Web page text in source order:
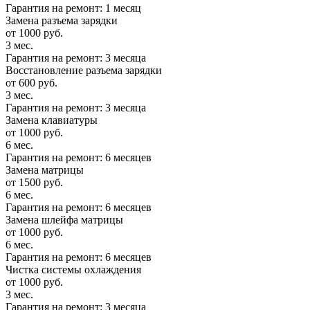
Гарантия на ремонт: 1 месяц
Замена разъема зарядки
от 1000 руб.
3 мес.
Гарантия на ремонт: 3 месяца
Восстановление разъема зарядки
от 600 руб.
3 мес.
Гарантия на ремонт: 3 месяца
Замена клавиатуры
от 1000 руб.
6 мес.
Гарантия на ремонт: 6 месяцев
Замена матрицы
от 1500 руб.
6 мес.
Гарантия на ремонт: 6 месяцев
Замена шлейфа матрицы
от 1000 руб.
6 мес.
Гарантия на ремонт: 6 месяцев
Чистка системы охлаждения
от 1000 руб.
3 мес.
Гарантия на ремонт: 3 месяца